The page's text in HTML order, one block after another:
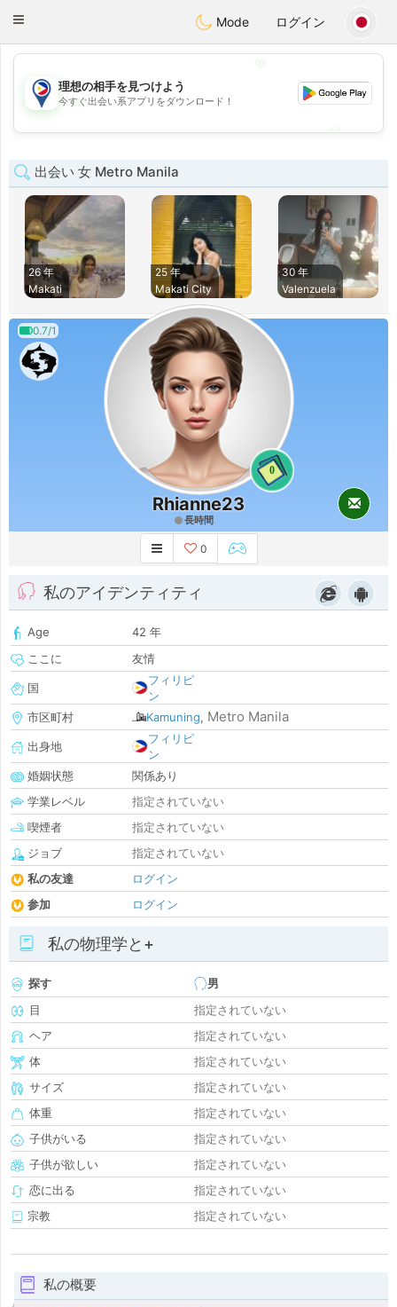
PhilippinesChat
Toggle
Mode ログイン
💖
💕
理想の相手を見つけよう
今すぐ出会い系アプリをダウンロード！
出会い 女 Metro Manila
26 年
Makati
25 年
Makati City
30 年
Valenzuela
0.7/1
0
Rhianne23
長時間
0
私のアイデンティティ
Age
42 年
ここに
友情
国
フィリピ
ン
市区町村
Kamuning, Metro Manila
出身地
フィリピ
ン
婚姻状態
関係あり
学業レベル
指定されていない
喫煙者
指定されていない
ジョブ
指定されていない
私の友達
ログイン
参加
ログイン
私の物理学と+
探す
男
目
指定されていない
ヘア
指定されていない
体
指定されていない
サイズ
指定されていない
体重
指定されていない
子供がいる
指定されていない
子供が欲しい
指定されていない
恋に出る
指定されていない
宗教
指定されていない
私の概要